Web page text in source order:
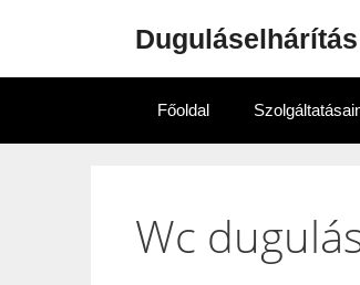
Főoldal
Wc